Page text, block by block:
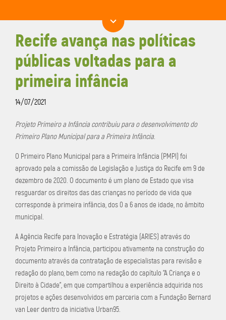
Recife avança nas políticas
públicas voltadas para a
primeira infância
14/07/2021
Projeto Primeiro a Infância contribuiu para o desenvolvimento do
Primeiro Plano Municipal para a Primeira Infância.
O Primeiro Plano Municipal para a Primeira Infância (PMPI) foi
aprovado pela a comissão de Legislação e Justiça do Recife em 9 de
dezembro de 2020. O documento é um plano de Estado que visa
resguardar os direitos das das crianças no período de vida que
corresponde à primeira infância, dos 0 a 6 anos de idade, no âmbito
municipal.
A Agência Recife para Inovação e Estratégia (ARIES) através do
Projeto Primeiro a Infância, participou ativamente na construção do
documento através da contratação de especialistas para revisão e
redação do plano, bem como na redação do capítulo “A Criança e o
Direito à Cidade”, em que compartilhou a experiência adquirida nos
projetos e ações desenvolvidos em parceria com a Fundação Bernard
van Leer dentro da iniciativa Urban95.